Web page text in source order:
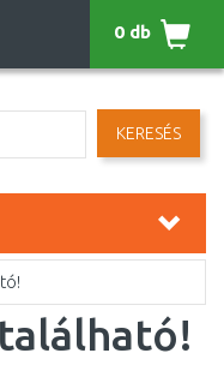
KERESÉS
0 db